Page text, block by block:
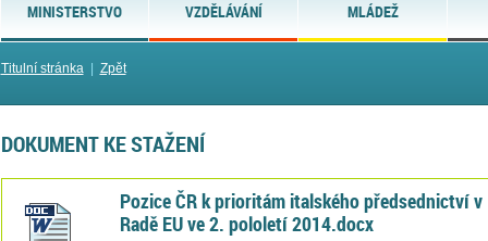
MINISTERSTVO VZDĚLÁVÁNÍ MLÁDEŽ
Titulní stránka| Zpět
DOKUMENT KE STAŽENÍ
Pozice ČR k prioritám italského předsednictví v
Radě EU ve 2. pololetí 2014.docx